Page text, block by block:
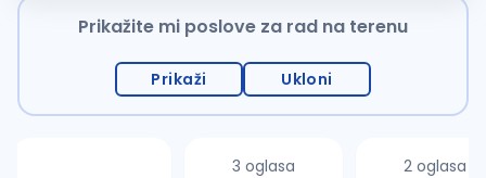
Prikažite mi poslove za rad na terenu
Prikaži Ukloni
3 oglasa 2 oglasa